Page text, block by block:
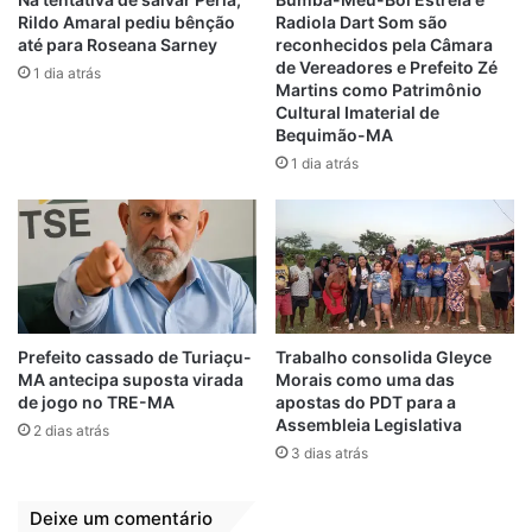
O jornalista Toni Duarte, que integra o
Conselho Consultivo da entidade, avaliou
de forma positiva o encontro e esclareceu a
sugestão do projeto que já vem sendo
caso do Distrito Federal.
“É um encontro que serviu para apresentar
nossa proposta legislativa semelhante à
que já vem sendo respaldada pela Lei
Orgânica do Distrito Federal que obriga,
desde 2013, as empresas públicas do DF
destinarem, no mínimo, 10% do seu
orçamento anual de comunicação às mídias
ABBP são médias e pequenas empresas de
Rildo Amaral pediu bênção
até para Roseana Sarney
1 dia atrás
Radiola Dart Som são
reconhecidos pela Câmara
de Vereadores e Prefeito Zé
Martins como Patrimônio
Cultural Imaterial de
Bequimão-MA
1 dia atrás
Prefeito cassado de Turiaçu-
MA antecipa suposta virada
de jogo no TRE-MA
2 dias atrás
Trabalho consolida Gleyce
Morais como uma das
apostas do PDT para a
Assembleia Legislativa
3 dias atrás
Deixe um comentário